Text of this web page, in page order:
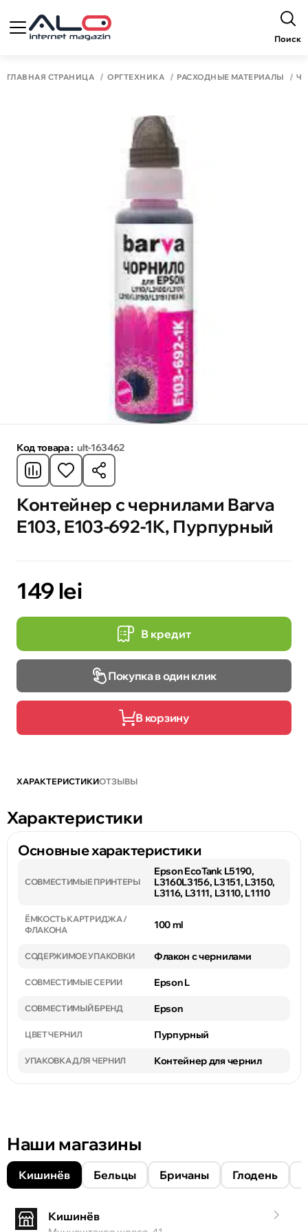
Поиск
ГЛАВНАЯ СТРАНИЦА ОРГТЕХНИКА РАСХОДНЫЕ МАТЕРИАЛЫ
Код товара : ult-163462
Контейнер с чернилами Barva
E103, E103-692-1K, Пурпурный
149 lei
В кредит
Покупка в один клик
В корзину
ХАРАКТЕРИСТИКИОТЗЫВЫ
Характеристики
Основные характеристики
СОВМЕСТИМЫЕ ПРИНТЕРЫ
Epson EcoTank L5190,
L3160L3156, L3151, L3150,
L3116, L3111, L3110, L1110
ЁМКОСТЬ КАРТРИДЖА /
ФЛАКОНА
100 ml
СОДЕРЖИМОЕ УПАКОВКИ Флакон с чернилами
СОВМЕСТИМЫЕ СЕРИИ Epson L
СОВМЕСТИМЫЙ БРЕНД Epson
ЦВЕТ ЧЕРНИЛ Пурпурный
УПАКОВКА ДЛЯ ЧЕРНИЛ Контейнер для чернил
Наши магазины
Кишинёв Бельцы Бричаны Глодень
Кишинёв